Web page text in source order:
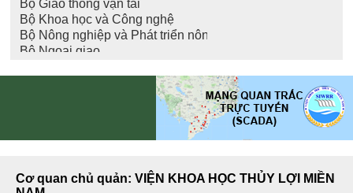
Cơ quan chủ quản: VIỆN KHOA HỌC THỦY LỢI MIỀN